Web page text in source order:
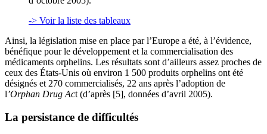
-> Voir la liste des tableaux
Ainsi, la législation mise en place par l’Europe a été, à l’évidence,
bénéfique pour le développement et la commercialisation des
médicaments orphelins. Les résultats sont d’ailleurs assez proches de
ceux des États-Unis où environ 1 500 produits orphelins ont été
désignés et 270 commercialisés, 22 ans après l’adoption de
l’Orphan Drug Act (d’après [5], données d’avril 2005).
La persistance de difficultés